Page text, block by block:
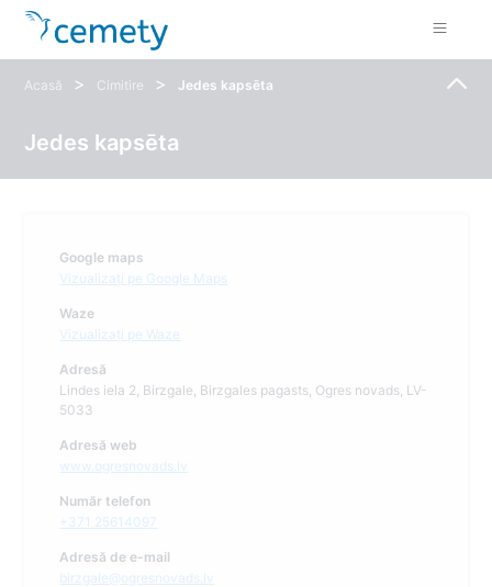
Acasă > Cimitire > Jedes kapsēta
Jedes kapsēta
Google maps
Vizualizați pe Google Maps
Waze
Vizualizați pe Waze
Adresă
Lindes iela 2, Birzgale, Birzgales pagasts, Ogres novads, LV-
5033
Adresă web
www.ogresnovads.lv
Număr telefon
+371 25614097
Adresă de e-mail
birzgale@ogresnovads.lv